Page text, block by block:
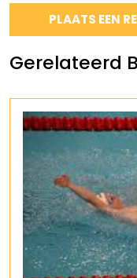
Gerelateerd